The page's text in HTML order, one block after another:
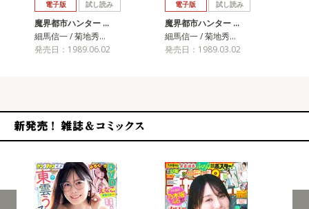
電子版 試し読み
魔界都市ハンター …
細馬信一 / 菊地秀…
発売日：1989.06.02
電子版 試し読み
魔界都市ハンター …
細馬信一 / 菊地秀…
発売日：1989.03.02